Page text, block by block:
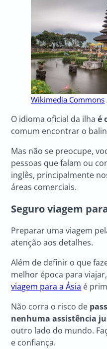
Wikimedia Commons
O idioma oficial da ilhaé
comum encontrar o
Mas não se preocupe,
pessoas que falam ou
inglês, principalmente
áreas comerciais.
Seguro viagem
Preparar uma viagem
atenção aos detalhes.
Além de definir o que
melhor época para
viagem para a Ásia é
Não corra o risco de
nenhuma assistência
outro lado do mundo.
e confiança.